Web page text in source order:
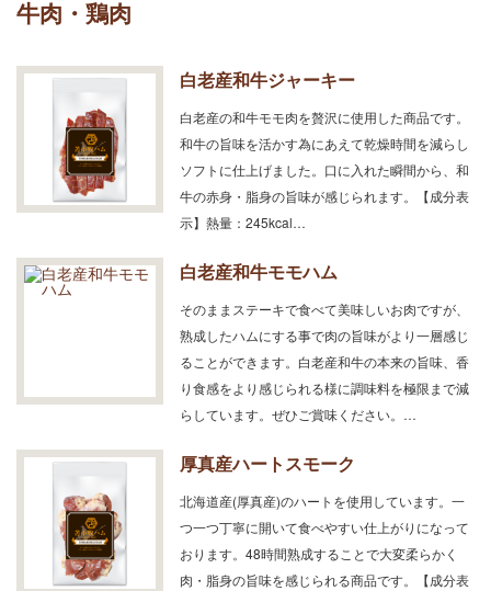
牛肉・鶏肉
白老産和牛ジャーキー
白老産の和牛モモ肉を贅沢に使用した商品です。
和牛の旨味を活かす為にあえて乾燥時間を減らし
ソフトに仕上げました。口に入れた瞬間から、和
牛の赤身・脂身の旨味が感じられます。【成分表
示】熱量：245kcal…
白老産和牛モモハム
そのままステーキで食べて美味しいお肉ですが、
熟成したハムにする事で肉の旨味がより一層感じ
ることができます。白老産和牛の本来の旨味、香
り食感をより感じられる様に調味料を極限まで減
らしています。ぜひご賞味ください。…
厚真産ハートスモーク
北海道産(厚真産)のハートを使用しています。一
つ一つ丁寧に開いて食べやすい仕上がりになって
おります。48時間熟成することで大変柔らかく
肉・脂身の旨味を感じられる商品です。【成分表